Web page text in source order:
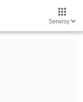
Serwisy